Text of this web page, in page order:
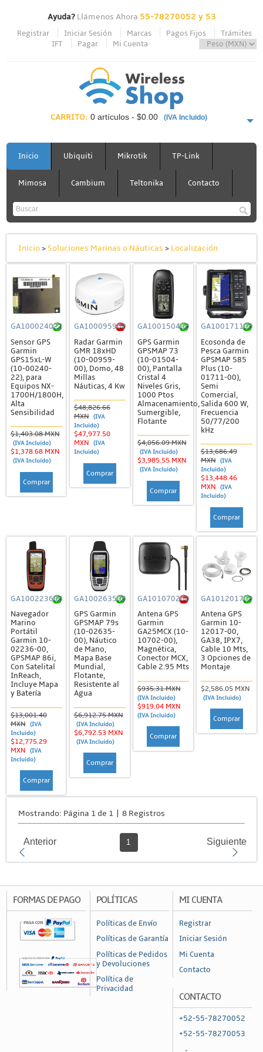
Ayuda?Llámenos Ahora 55-78270052 y 53
Registrar Iniciar Sesión Marcas Pagos Fijos
Trámites
IFT
Pagar Mi Cuenta
CARRITO: 0 artículos - $0.00 (IVA Incluido)
PAGAR AHORA
Inicio Ubiquiti Mikrotik TP-Link
Mimosa Cambium Teltonika Contacto
Inicio>Soluciones Marinas o Náuticas > Localización
GA100024022
Sensor GPS
Garmin
GPS15xL-W
(10-00240-
22), para
Equipos NX-
1700H/1800H,
Alta
Sensibilidad
$1,403.08 MXN
(IVA Incluido)
$1,378.68 MXN
(IVA Incluido)
Comprar
GA100095900
Radar Garmin
GMR 18xHD
(10-00959-
00), Domo, 48
Millas
Náuticas, 4 Kw
$48,826.66
MXN
(IVA
Incluido)
$47,977.50
MXN
(IVA
Incluido)
Comprar
GA100150400
GPS Garmin
GPSMAP 73
(10-01504-
00), Pantalla
Cristal 4
Niveles Gris,
1000 Ptos
Almacenamiento,
Sumergible,
Flotante
$4,056.09 MXN
(IVA Incluido)
$3,985.55 MXN
(IVA Incluido)
Comprar
GA100171100
Ecosonda de
Pesca Garmin
GPSMAP 585
Plus (10-
01711-00),
Semi
Comercial,
Salida 600 W,
Frecuencia
50/77/200
kHz
$13,686.49
MXN
(IVA
Incluido)
$13,448.46
MXN
(IVA
Incluido)
Comprar
GA100223600
Navegador
Marino
Portátil
Garmin 10-
02236-00,
GPSMAP 86i,
Con Satelital
InReach,
Incluye Mapa
y Batería
$13,001.40
MXN
(IVA
Incluido)
$12,775.29
MXN
(IVA
Incluido)
Comprar
GA100263500
GPS Garmin
GPSMAP 79s
(10-02635-
00), Náutico
de Mano,
Mapa Base
Mundial,
Flotante,
Resistente al
Agua
$6,912.75 MXN
(IVA Incluido)
$6,792.53 MXN
(IVA Incluido)
Comprar
GA101070200
Antena GPS
Garmin
GA25MCX (10-
10702-00),
Magnética,
Conector MCX,
Cable 2.95 Mts
$935.31 MXN
(IVA Incluido)
$919.04 MXN
(IVA Incluido)
Comprar
GA101201700
Antena GPS
Garmin 10-
12017-00,
GA38, IPX7,
Cable 10 Mts,
3 Opciones de
Montaje
$2,586.05 MXN
(IVA Incluido)
Comprar
Mostrando: Página 1 de 1 | 8 Registros
Anterior 1 Siguiente
FORMAS DE PAGO POLÍTICAS
Políticas de Envío
Políticas de Garantía
Políticas de Pedidos
y Devoluciones
Política de
Privacidad
MI CUENTA
Registrar
Iniciar Sesión
Mi Cuenta
Contacto
CONTACTO
+52-55-78270052
+52-55-78270053